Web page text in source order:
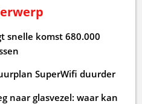
snelle komst 680.000
SuperWifi duurder
naar glasvezel: waar kan